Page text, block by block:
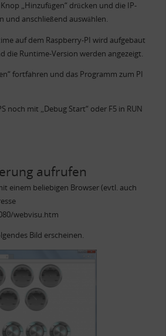
„Hinzufügen“ drücken und die IP-
und anschließend auswählen.
auf dem Raspberry-PI wird aufgebaut
die Runtime-Version werden angezeigt.
fortfahren und das Programm zum PI
noch mit „Debug Start“ oder F5 in RUN
aufrufen
einem beliebigen Browser (evtl. auch
webvisu.htm
Bild erscheinen.